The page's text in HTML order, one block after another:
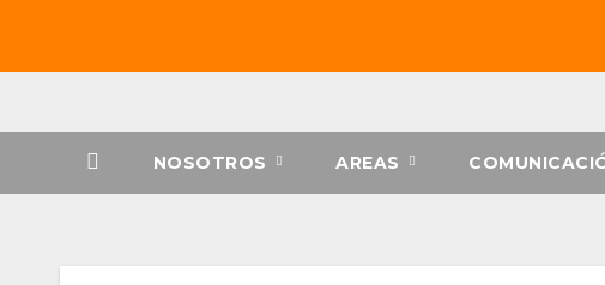
NOSOTROS AREAS